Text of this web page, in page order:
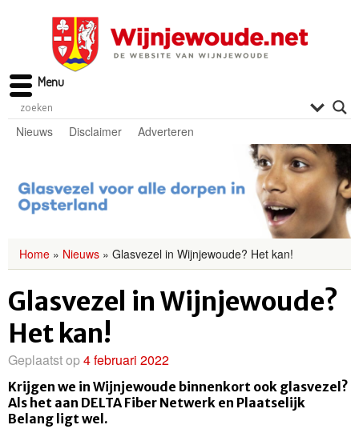
Nieuws Disclaimer Adverteren
Home » Nieuws » Glasvezel in Wijnjewoude? Het kan!
Glasvezel in Wijnjewoude?
Het kan!
Geplaatst op4 februari 2022
Krijgen we in Wijnjewoude binnenkort ook glasvezel?
Als het aan DELTA Fiber Netwerk en Plaatselijk
Belang ligt wel.
Menu